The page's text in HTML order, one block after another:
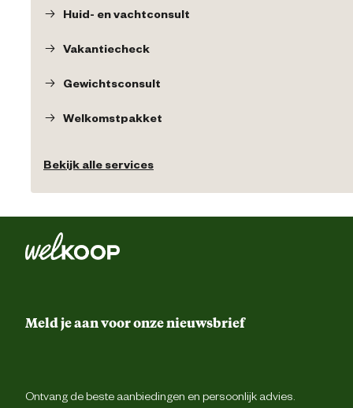
Huid- en vachtconsult
Vakantiecheck
Gewichtsconsult
Welkomstpakket
Bekijk alle services
Meld je aan voor onze nieuwsbrief
Ontvang de beste aanbiedingen en persoonlijk advies.